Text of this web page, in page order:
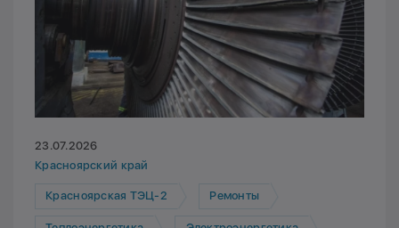
23.07.2026
Красноярский край
Красноярская ТЭЦ-2 Ремонты